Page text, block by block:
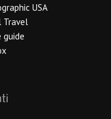
USA
Travel
guide